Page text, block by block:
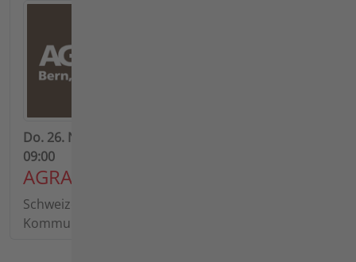
Do. 26. Nov. 2026 - Mo. 30. Nov. 2026 | Beginn:
09:00
AGRAMA 2026
Schweizer Fachmesse für Land-, Forst- und
Kommunaltechnik.